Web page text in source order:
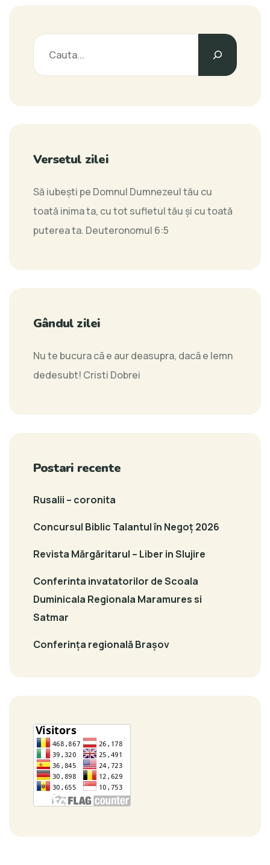
Versetul zilei
Să iubeşti pe Domnul Dumnezeul tău cu
toată inima ta, cu tot sufletul tău şi cu toată
puterea ta. Deuteronomul 6:5
Gândul zilei
Nu te bucura cã e aur deasupra, dacã e lemn
dedesubt! Cristi Dobrei
Postari recente
Rusalii – coronita
Concursul Biblic Talantul în Negoț 2026
Revista Mărgăritarul – Liber in Slujire
Conferinta invatatorilor de Scoala
Duminicala Regionala Maramures si
Satmar
Conferința regională Brașov